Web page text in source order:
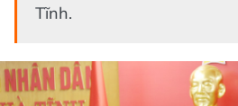
Tĩnh.